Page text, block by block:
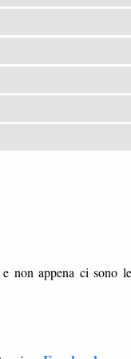
e non appena ci sono